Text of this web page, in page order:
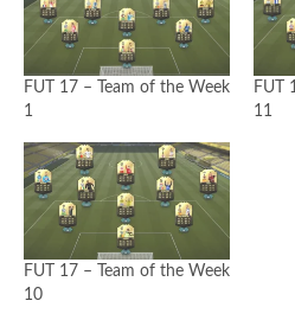
FUT 17 – Team of the Week
1
FUT
11
FUT 17 – Team of the Week
10